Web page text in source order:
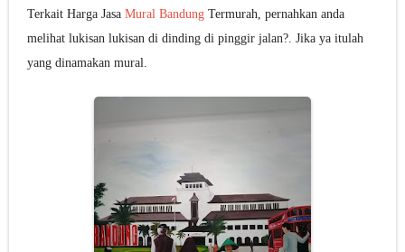
Jasa Lukis Mural Dinding Restoran Desain Menarik
Gambar Lukisan Lukisan Mural Terbaik 2021
Lukisan Mural Menarik Cocok Untuk Rumah Minimalis
Terkait Harga Jasa Mural Bandung Termurah, pernahkan anda
melihat lukisan lukisan di dinding di pinggir jalan?. Jika ya itulah
yang dinamakan mural.